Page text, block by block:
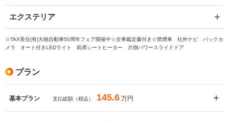
エクステリア
☆TAX長住(有)大穂自動車50周年フェア開催中☆全車鑑定書付き☆禁煙車 社外ナビ バックカ
メラ オート付きLEDライト 前席シートヒーター 片側パワースライドドア
プラン
基本プラン 支払総額（税込） 145.6 万円